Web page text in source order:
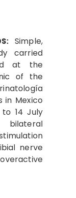
Simple,
carried
at the
of the
in Mexico
14 July
nerve